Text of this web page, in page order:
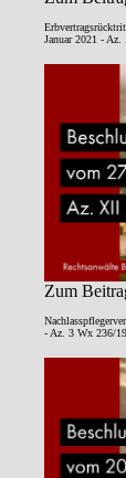
Januar 2021 -
Zum
- Az. 3 Wx 236/